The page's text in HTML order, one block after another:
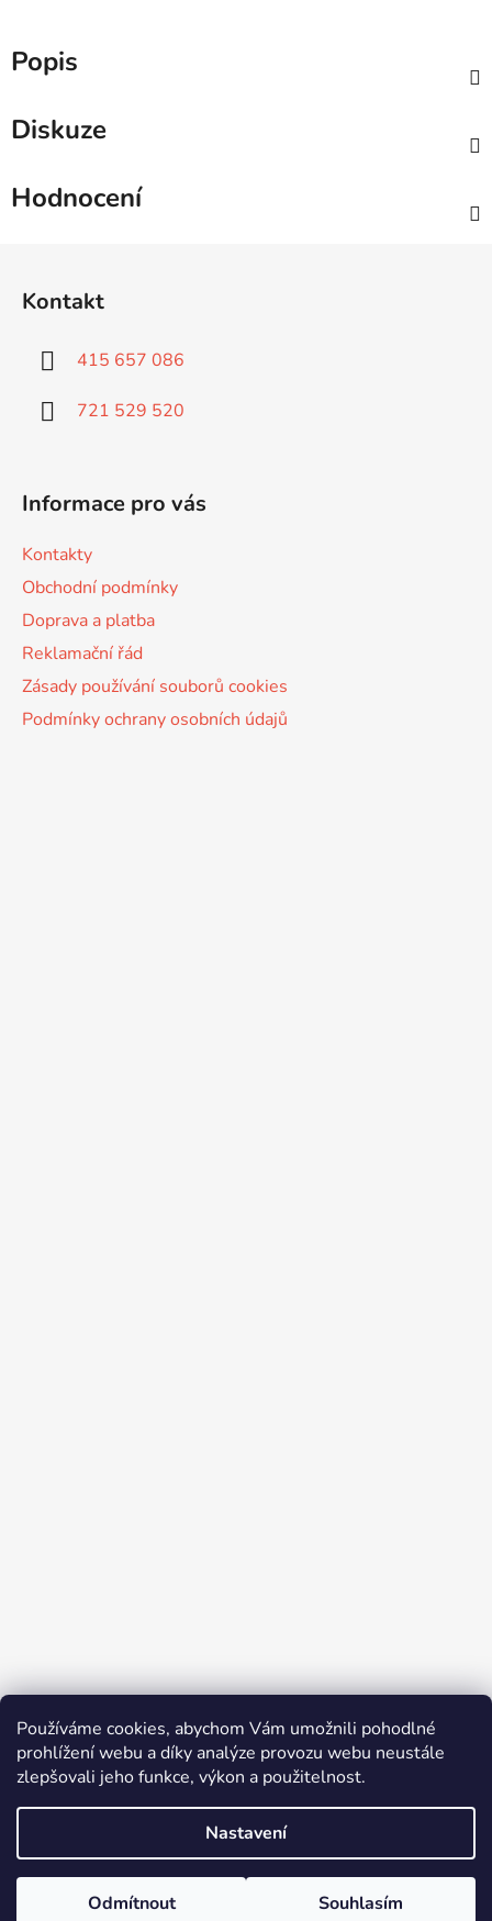
Používáme cookies, abychom Vám umožnili pohodlné
prohlížení webu a díky analýze provozu webu neustále
zlepšovali jeho funkce, výkon a použitelnost.
Nastavení
Odmítnout Souhlasím
Popis
Diskuze
Hodnocení
Kontakt
415 657 086
721 529 520
Informace pro vás
Kontakty
Obchodní podmínky
Doprava a platba
Reklamační řád
Zásady používání souborů cookies
Podmínky ochrany osobních údajů
Vytvořil Shoptet
Copyright 2026KATRIN CZ Hygiena pro všechny